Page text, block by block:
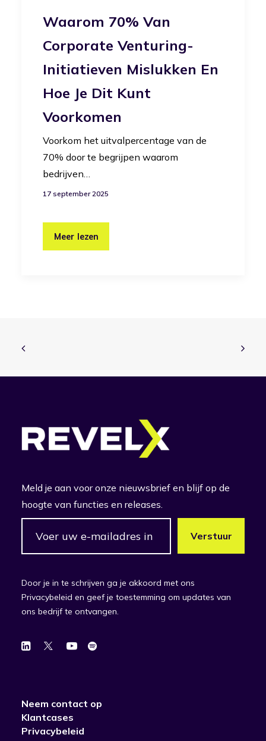
Waarom 70% Van
Corporate Venturing-
Initiatieven Mislukken En
Hoe Je Dit Kunt
Voorkomen
Voorkom het uitvalpercentage van de
70% door te begrijpen waarom
bedrijven…
17 september 2025
Meer lezen
Meld je aan voor onze nieuwsbrief en blijf op de
hoogte van functies en releases.
Door je in te schrijven ga je akkoord met ons
Privacybeleid en geef je toestemming om updates van
ons bedrijf te ontvangen.
Neem contact op
Klantcases
Privacybeleid